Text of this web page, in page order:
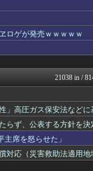
キスログ
...
U-1 NEWS.
...
婚外ちゃんね
がーるずレポ
えっ!?またこ
ダイエット速
VIPPER速報
芸能人の気に
キスログ
芸能人の気に
ロゲが発売ｗｗｗｗｗ
21038 in /
」高圧ガス保安法など
らず、公表する方針を決
主席を怒らせた」
対応（災害救助法適用